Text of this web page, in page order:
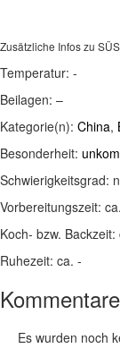
Zusätzliche Infos zu
Temperatur: -
Beilagen: –
Kategorie(n): China,
Besonderheit:
Schwierigkeitsgrad:
Vorbereitungszeit:
Koch- bzw. Backzeit:
Ruhezeit: ca. -
Es wurden noch